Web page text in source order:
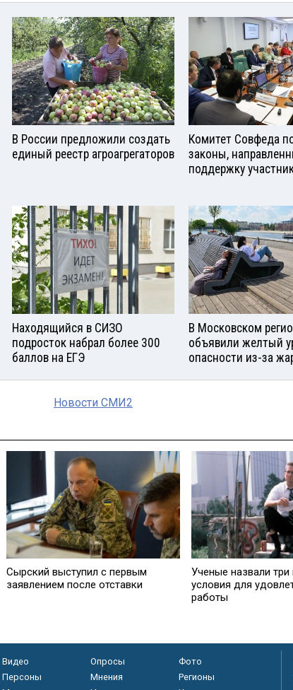
В России предложили создать
единый реестр агроагрегаторов
Комитет Совфеда
законы,
поддержку
Находящийся в СИЗО
подросток набрал более 300
баллов на ЕГЭ
В Московском
объявили желтый
опасности из-за
Новости СМИ2
Сырский выступил с первым
заявлением после отставки
Ученые назвали три
условия для
работы
Видео Опросы
Фото
Персоны
Мнения
Регионы